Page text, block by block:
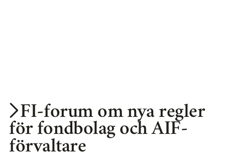
FI-forum om nya regler
för fondbolag och AIF-
förvaltare